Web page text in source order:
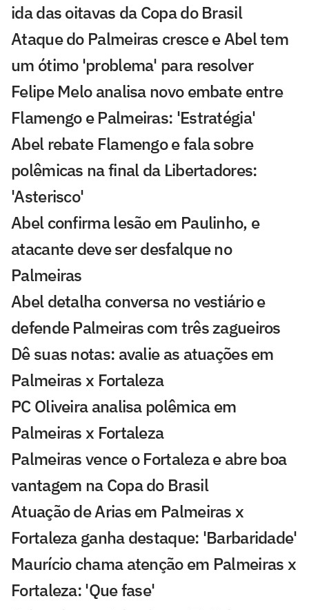
ida das oitavas da Copa do Brasil
Ataque do Palmeiras cresce e Abel tem
um ótimo 'problema' para resolver
Felipe Melo analisa novo embate entre
Flamengo e Palmeiras: 'Estratégia'
Abel rebate Flamengo e fala sobre
polêmicas na final da Libertadores:
'Asterisco'
Abel confirma lesão em Paulinho, e
atacante deve ser desfalque no
Palmeiras
Abel detalha conversa no vestiário e
defende Palmeiras com três zagueiros
Dê suas notas: avalie as atuações em
Palmeiras x Fortaleza
PC Oliveira analisa polêmica em
Palmeiras x Fortaleza
Palmeiras vence o Fortaleza e abre boa
vantagem na Copa do Brasil
Atuação de Arias em Palmeiras x
Fortaleza ganha destaque: 'Barbaridade'
Maurício chama atenção em Palmeiras x
Fortaleza: 'Que fase'